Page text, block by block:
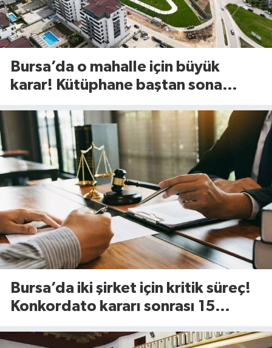
Bursa’da o mahalle için büyük
karar! Kütüphane baştan sona
Bursa’da iki şirket için kritik süreç!
Konkordato kararı sonrası 15